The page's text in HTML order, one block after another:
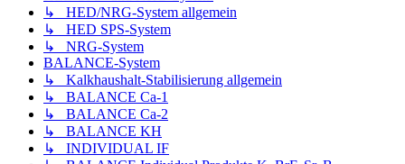
↳ HED/NRG-System allgemein
↳ HED SPS-System
↳ NRG-System
BALANCE-System
↳ Kalkhaushalt-Stabilisierung allgemein
↳ BALANCE Ca-1
↳ BALANCE Ca-2
↳ BALANCE KH
↳ INDIVIDUAL IF